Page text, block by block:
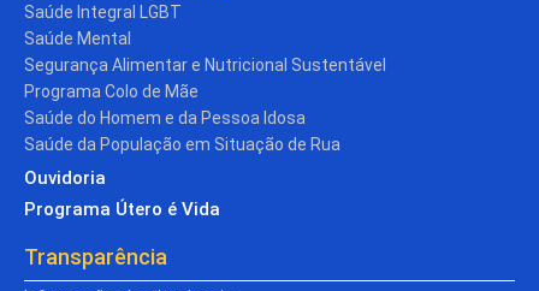
Saúde Integral LGBT
Saúde Mental
Segurança Alimentar e Nutricional Sustentável
Programa Colo de Mãe
Saúde do Homem e da Pessoa Idosa
Saúde da População em Situação de Rua
Ouvidoria
Programa Útero é Vida
Transparência